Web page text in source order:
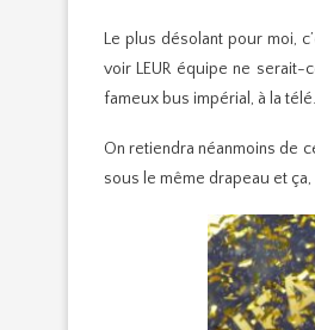
Le plus désolant pour moi,
voir LEUR équipe ne serait-
fameux bus impérial, à la télé.
On retiendra néanmoins de
sous le même drapeau et ça,